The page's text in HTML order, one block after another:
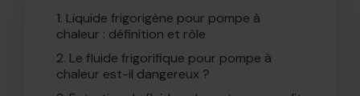
1. Liquide frigorigène pour pompe à
chaleur : définition et rôle
2. Le fluide frigorifique pour pompe à
chaleur est-il dangereux ?